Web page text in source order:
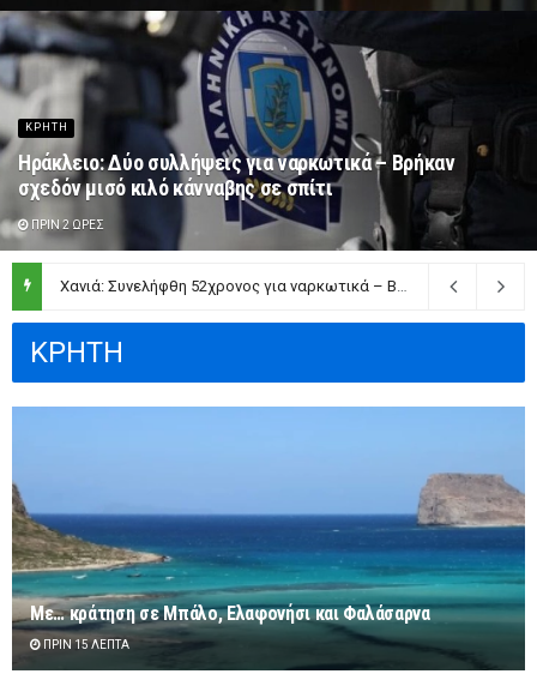
ΚΡΗΤΗ
Ηράκλειο: Δύο συλλήψεις για ναρκωτικά – Βρήκαν
σχεδόν μισό κιλό κάνναβης σε σπίτι
ΠΡΙΝ 2 ΏΡΕΣ
Χανιά: Συνελήφθη 52χρονος για ναρκωτικά – Βρήκαν 150 γραμμάρια κάνναβης και τρία δενδρύλλια
ΚΡΗΤΗ
Με… κράτηση σε Μπάλο, Ελαφονήσι και Φαλάσαρνα
ΠΡΙΝ 15 ΛΕΠΤΆ